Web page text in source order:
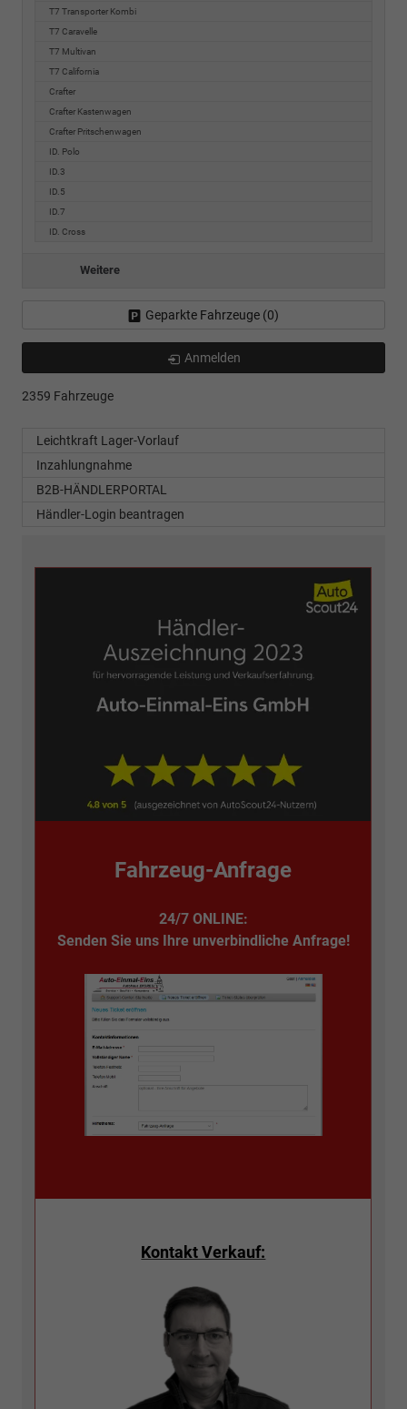
T7 Transporter Kombi
T7 Caravelle
T7 Multivan
T7 California
Crafter
Crafter Kastenwagen
Crafter Pritschenwagen
ID. Polo
ID.3
ID.5
ID.7
ID. Cross
Weitere
Geparkte Fahrzeuge (0)
Anmelden
2359 Fahrzeuge
Leichtkraft Lager-Vorlauf
Inzahlungnahme
B2B-HÄNDLERPORTAL
Händler-Login beantragen
Fahrzeug-Anfrage
24/7 ONLINE:
Senden Sie uns Ihre unverbindliche Anfrage!
Kontakt Verkauf: